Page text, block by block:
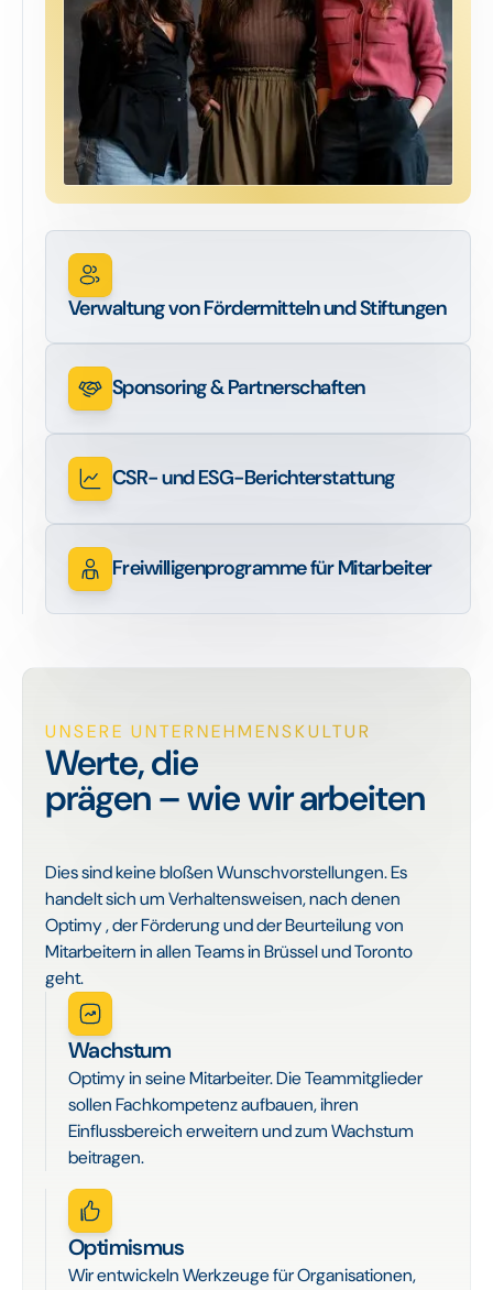
Verwaltung von Fördermitteln und Stiftungen
Sponsoring & Partnerschaften
CSR- und ESG-Berichterstattung
Freiwilligenprogramme für Mitarbeiter
UNSERE UNTERNEHMENSKULTUR
Werte, die
prägen – wie wir arbeiten
Dies sind keine bloßen Wunschvorstellungen. Es
handelt sich um Verhaltensweisen, nach denen
Optimy , der Förderung und der Beurteilung von
Mitarbeitern in allen Teams in Brüssel und Toronto
geht.
Wachstum
Optimy in seine Mitarbeiter. Die Teammitglieder
sollen Fachkompetenz aufbauen, ihren
Einflussbereich erweitern und zum Wachstum
beitragen.
Optimismus
Wir entwickeln Werkzeuge für Organisationen,